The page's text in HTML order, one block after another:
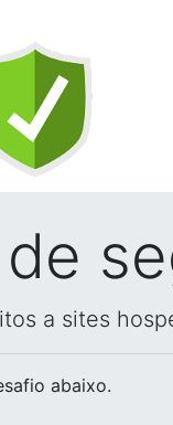
a sites
abaixo.